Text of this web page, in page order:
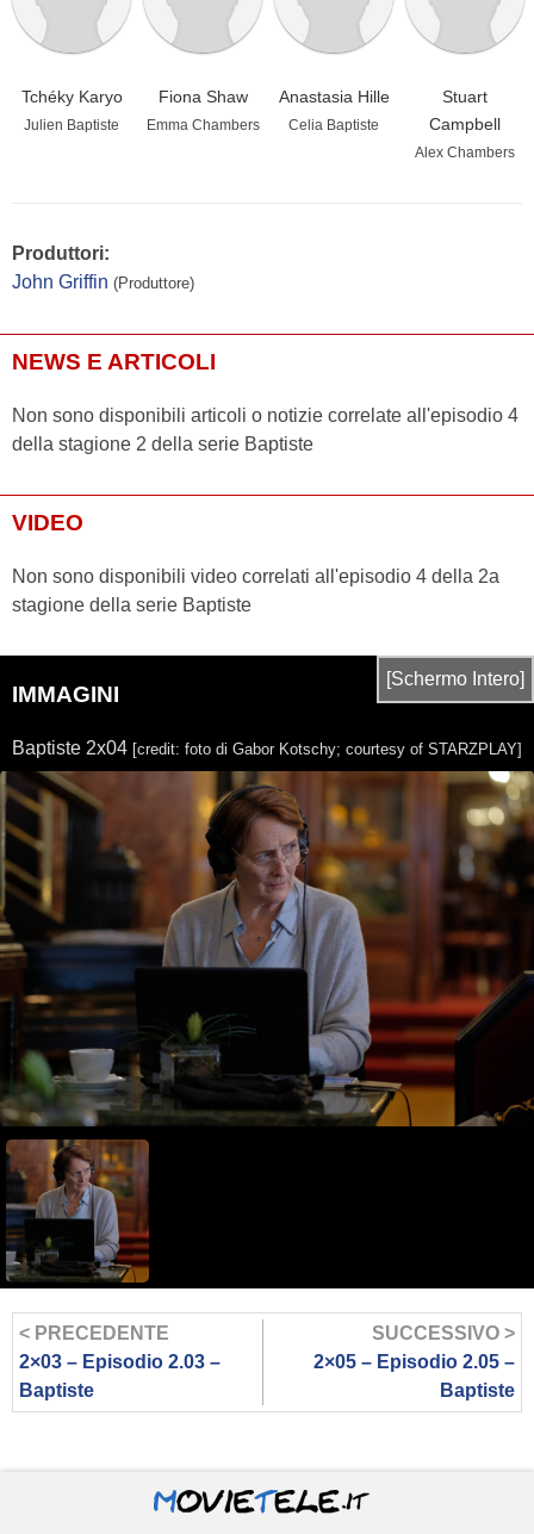
Tchéky Karyo
Julien Baptiste
Fiona Shaw
Emma Chambers
Anastasia Hille
Celia Baptiste
Stuart
Campbell
Alex Chambers
Produttori:
John Griffin (Produttore)
NEWS E ARTICOLI
Non sono disponibili articoli o notizie correlate all'episodio 4
della stagione 2 della serie Baptiste
VIDEO
Non sono disponibili video correlati all'episodio 4 della 2a
stagione della serie Baptiste
IMMAGINI
[Schermo Intero]
Baptiste 2x04 [credit: foto di Gabor Kotschy; courtesy of STARZPLAY]
< PRECEDENTE
2×03 – Episodio 2.03 –
Baptiste
SUCCESSIVO >
2×05 – Episodio 2.05 –
Baptiste